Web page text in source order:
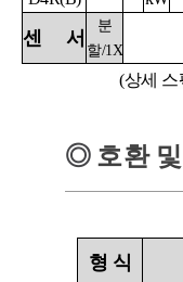
센 서
분
할/1X
(상세 스
◎ 호환
형 식